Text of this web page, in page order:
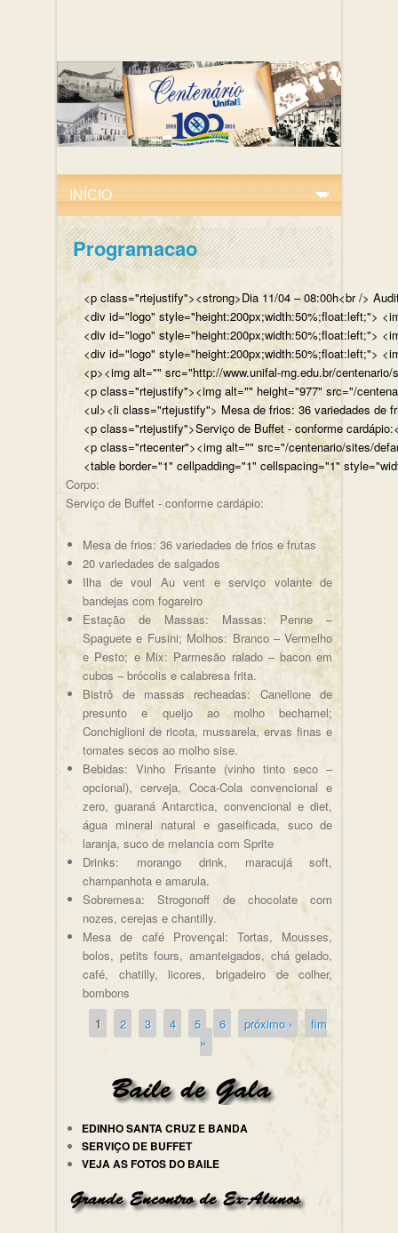
Programacao
<p class="rtejustify"><strong>Dia 11/04 – 08:00h<br />
<div id="logo" style="height:200px;width:50%;float:left;">
<div id="logo" style="height:200px;width:50%;float:left;">
<div id="logo" style="height:200px;width:50%;float:left;">
<p><img alt="" src="http://www.unifal-mg.edu.br/
<p class="rtejustify"><img alt="" height="977" src="/
<ul><li class="rtejustify"> Mesa de frios: 36 variedades de
<p class="rtejustify">Serviço de Buffet - conforme
<p class="rtecenter"><img alt="" src="/centenario/sites/
<table border="1" cellpadding="1" cellspacing="1"
Corpo:
Serviço de Buffet - conforme cardápio:
Mesa de frios: 36 variedades de frios e frutas
20 variedades de salgados
Ilha de voul Au vent e serviço volante de
bandejas com fogareiro
Estação de Massas: Massas: Penne –
Spaguete e Fusini; Molhos: Branco – Vermelho
e Pesto; e Mix: Parmesão ralado – bacon em
cubos – brócolis e calabresa frita.
Bistrô de massas recheadas: Canellone de
presunto e queijo ao molho bechamel;
Conchiglioni de ricota, mussarela, ervas finas e
tomates secos ao molho sise.
Bebidas: Vinho Frisante (vinho tinto seco –
opcional), cerveja, Coca-Cola convencional e
zero, guaraná Antarctica, convencional e diet,
água mineral natural e gaseificada, suco de
laranja, suco de melancia com Sprite
Drinks: morango drink, maracujá soft,
champanhota e amarula.
Sobremesa: Strogonoff de chocolate com
nozes, cerejas e chantilly.
Mesa de café Provençal: Tortas, Mousses,
bolos, petits fours, amanteigados, chá gelado,
café, chatilly, licores, brigadeiro de colher,
bombons
Páginas
1 2 3 4 5 6 próximo ›
fim
»
EDINHO SANTA CRUZ E BANDA
SERVIÇO DE BUFFET
VEJA AS FOTOS DO BAILE